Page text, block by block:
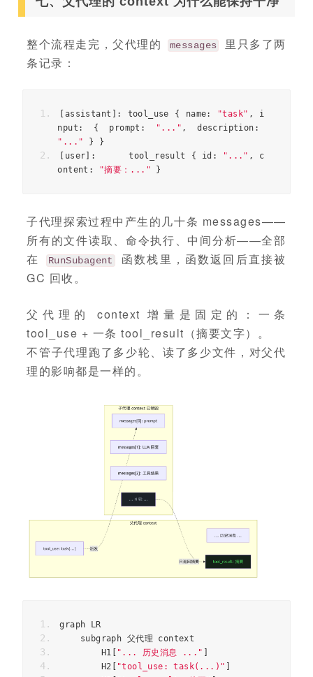
整个流程走完，父代理的 messages
里只多了两
条记录：
[assistant ]: tool_use { name: "task" ,
i
nput : { prompt : "..." , description :
"..."
}
}
[ user]:
      tool_result
{ id : "..." ,
c
ontent : "摘要：..." }
子代理探索过程中产生的几十条 messages——
所有的文件读取、命令执行、中间分析——全部
在
RunSubagent
函数栈里，函数返回后直接被
GC 回收。
父代理的 context 增量是固定的：一条
tool_use + 一条 tool_result（摘要文字）。
不管子代理跑了多少轮、读了多少文件，对父代
理的影响都是一样的。
graph LR
    subgraph
父代理 context
        H1
"... 历史消息 ..."
        H2
"tool_use: task(...)"